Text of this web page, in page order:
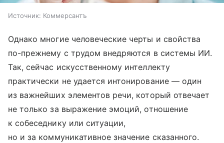
Источник: Коммерсантъ
Однако многие человеческие черты и свойства
по-прежнему с трудом внедряются в системы ИИ.
Так, сейчас искусственному интеллекту
практически не удается интонирование — один
из важнейших элементов речи, который отвечает
не только за выражение эмоций, отношение
к собеседнику или ситуации,
но и за коммуникативное значение сказанного.